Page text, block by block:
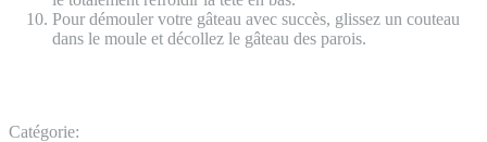
Pour démouler votre gâteau avec succès, glissez un couteau
dans le moule et décollez le gâteau des parois.
Catégorie: